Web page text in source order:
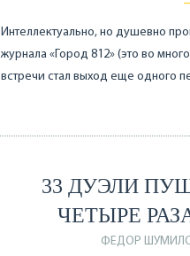
Интеллектуально, но душевно
журнала «Город 812» (это во
встречи стал выход еще одного
33 ДУЭЛИ
ЧЕТЫРЕ
ФЕДОР